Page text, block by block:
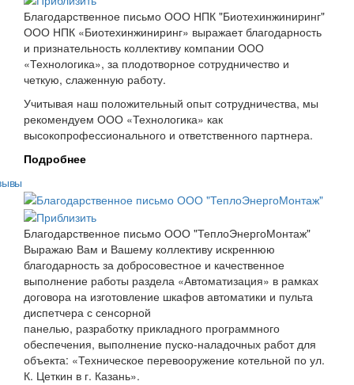
Благодарственное письмо ООО НПК "Биотехинжиниринг"
ООО НПК «Биотехинжиниринг» выражает благодарность
и признательность коллективу компании ООО
«Технологика», за плодотворное сотрудничество и
четкую, слаженную работу.
Учитывая наш положительный опыт сотрудничества, мы
рекомендуем ООО «Технологика» как
высокопрофессионального и ответственного партнера.
Подробнее
Благодарственное письмо ООО "ТеплоЭнергоМонтаж"
Выражаю Вам и Вашему коллективу искреннюю
благодарность за добросовестное и качественное
выполнение работы раздела «Автоматизация» в рамках
договора на изготовление шкафов автоматики и пульта
диспетчера с сенсорной
панелью, разработку прикладного программного
обеспечения, выполнение пуско-наладочных работдля
объекта: «Техническое перевооружение котельной по ул.
К. Цеткин в г. Казань».